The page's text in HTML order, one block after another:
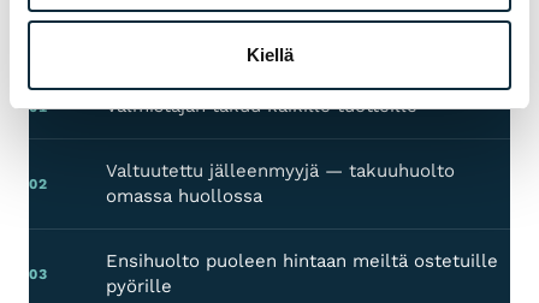
Kiellä
sen jälkeen.
01 Valmistajan takuu kaikille tuotteille
02
Valtuutettu jälleenmyyjä — takuuhuolto
omassa huollossa
03
Ensihuolto puoleen hintaan meiltä ostetuille
pyörille